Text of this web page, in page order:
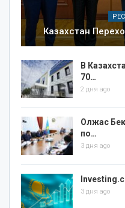
Казахстан
В
70…
2 дня ago
Олжас
по…
3 дня ago
3 дня ago